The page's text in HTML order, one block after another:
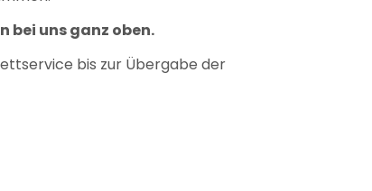
bei uns ganz oben.
bis zur Übergabe der